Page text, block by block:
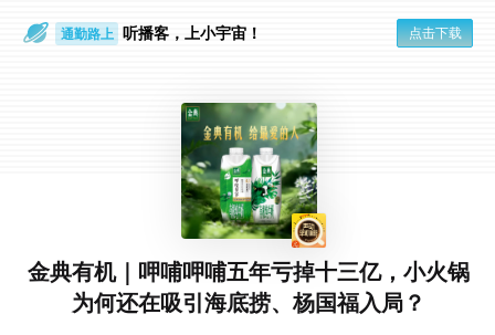
通勤路上 听播客，上小宇宙！ 点击下载
金典有机｜呷哺呷哺五年亏掉十三亿，小火锅
为何还在吸引海底捞、杨国福入局？